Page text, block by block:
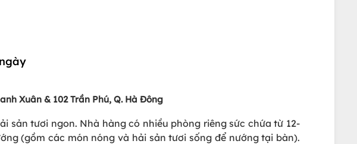
Xuân & 102 Trần Phú, Q. Hà Đông
sản tươi ngon. Nhà hàng có nhiều phòng riêng sức chứa từ 12-
(gồm các món nóng và hải sản tươi sống để nướng tại bàn).